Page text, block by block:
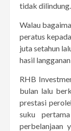
tidak dilindung.
Walau
peratus
juta setahun
hasil
RHB
bulan lalu
prestasi
suku
perbelanjaan